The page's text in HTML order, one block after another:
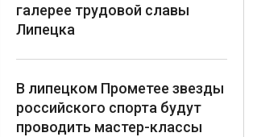
галерее трудовой славы
Липецка
В липецком Прометее звезды
российского спорта будут
проводить мастер-классы